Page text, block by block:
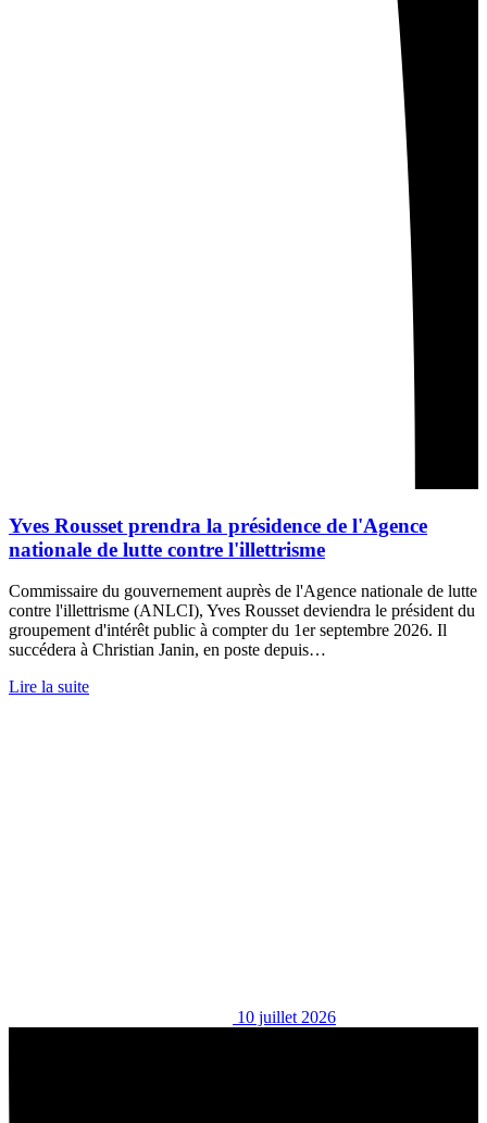
Yves Rousset prendra la présidence de l'Agence
nationale de lutte contre l'illettrisme
Commissaire du gouvernement auprès de l'Agence nationale de lutte
contre l'illettrisme (ANLCI), Yves Rousset deviendra le président du
groupement d'intérêt public à compter du 1er septembre 2026. Il
succédera à Christian Janin, en poste depuis…
Lire la suite
10 juillet 2026